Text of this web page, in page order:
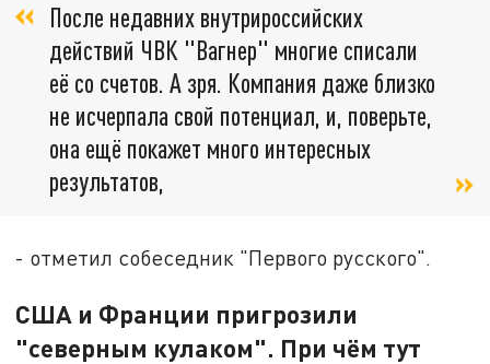
После недавних внутрироссийских
действий ЧВК "Вагнер" многие списали
её со счетов. А зря. Компания даже близко
не исчерпала свой потенциал, и, поверьте,
она ещё покажет много интересных
результатов,
- отметил собеседник "Первого русского".
США и Франции пригрозили
"северным кулаком". При чём тут